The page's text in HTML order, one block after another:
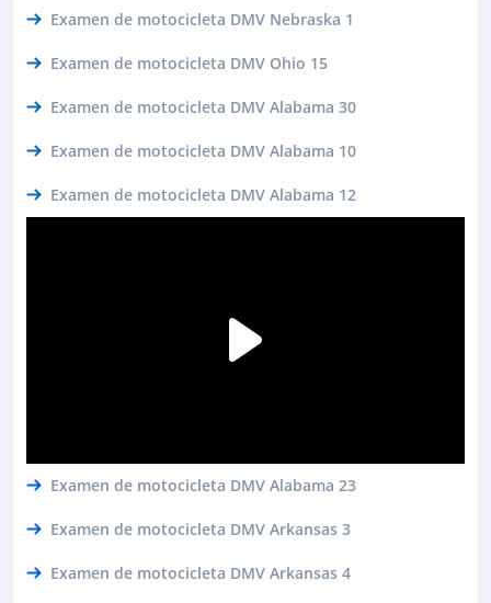
Examen de motocicleta DMV Nebraska 1
Examen de motocicleta DMV Ohio 15
Examen de motocicleta DMV Alabama 30
Examen de motocicleta DMV Alabama 10
Examen de motocicleta DMV Alabama 12
Examen de motocicleta DMV Alabama 23
Examen de motocicleta DMV Arkansas 3
Examen de motocicleta DMV Arkansas 4